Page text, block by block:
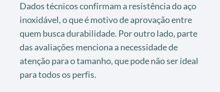
Dados técnicos confirmam a resistência do aço
inoxidável, o que é motivo de aprovação entre
quem busca durabilidade. Por outro lado, parte
das avaliações menciona a necessidade de
atenção para o tamanho, que pode não ser ideal
para todos os perfis.